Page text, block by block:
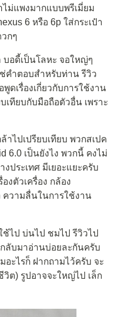
ม่แพงมากแบบพรีเมี่ยม
6 หรือ 6p ใส่กระเป๋า
กๆ
บอดี้เป็นโลหะ จอใหญ่ๆ
คำตอบสำหรับท่าน รีวิว
ดเรื่องเกี่ยวกับการใช้งาน
เทียบกับมือถือตัวอื่น เพราะ
าไปเปรียบเทียบ พวกสเปค
6.0 เป็นยังไง พวกนี้ คงไม่
ประเทศ มีเยอะแยะครับ
งตัวเครื่อง กล้อง
ความลื่นในการใช้งาน
ไป บ่นไป ชมไป รีวิวไป
ลับมาอ่านบ่อยละกันครับ
ะไรก็ ฝากถามไว้ครับ จะ
ต) รูปอาจจะใหญ่ไป เล็ก